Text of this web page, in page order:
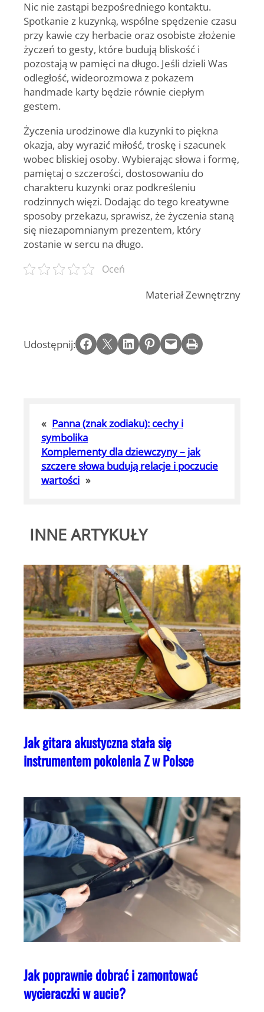
Nic nie zastąpi bezpośredniego kontaktu.
Spotkanie z kuzynką, wspólne spędzenie czasu
przy kawie czy herbacie oraz osobiste złożenie
życzeń to gesty, które budują bliskość i
pozostają w pamięci na długo. Jeśli dzieli Was
odległość, wideorozmowa z pokazem
handmade karty będzie równie ciepłym
gestem.
Życzenia urodzinowe dla kuzynki to piękna
okazja, aby wyrazić miłość, troskę i szacunek
wobec bliskiej osoby. Wybierając słowa i formę,
pamiętaj o szczerości, dostosowaniu do
charakteru kuzynki oraz podkreśleniu
rodzinnych więzi. Dodając do tego kreatywne
sposoby przekazu, sprawisz, że życzenia staną
się niezapomnianym prezentem, który
zostanie w sercu na długo.
Oceń
Materiał Zewnętrzny
Udostępnij: Share on Facebook Email this Page Share on LinkedIn Share on Pinterest Email this Page Print this Page
« Panna (znak zodiaku): cechy i
symbolika
Komplementy dla dziewczyny – jak
szczere słowa budują relacje i poczucie
wartości »
INNE ARTYKUŁY
Jak gitara akustyczna stała się
instrumentem pokolenia Z w Polsce
Jak poprawnie dobrać i zamontować
wycieraczki w aucie?